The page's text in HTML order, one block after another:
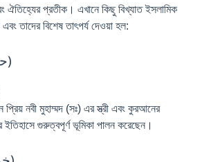
ঐতিহ্যের প্রতীক। এখানে কিছু বিখ্যাত ইসলামিক
এবং তাদের বিশেষ তাৎপর্য দেওয়া হল:
২.১ হাফসা (حفصة)
প্রিয় নবী মুহাম্মদ (সঃ) এর স্ত্রী এবং কুরআনের
ইতিহাসে গুরুত্বপূর্ণ ভূমিকা পালন করেছেন।